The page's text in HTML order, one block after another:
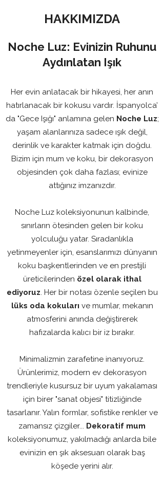
HAKKIMIZDA
Noche Luz: Evinizin Ruhunu
Aydınlatan Işık
Her evin anlatacak bir hikayesi, her anın
hatırlanacak bir kokusu vardır. İspanyolca’
da "Gece Işığı" anlamına gelen Noche Luz;
yaşam alanlarınıza sadece ışık değil,
derinlik ve karakter katmak için doğdu.
Bizim için mum ve koku, bir dekorasyon
objesinden çok daha fazlası; evinize
attığınız imzanızdır.
Noche Luz koleksiyonunun kalbinde,
sınırların ötesinden gelen bir koku
yolculuğu yatar. Sıradanlıkla
yetinmeyenler için, esanslarımızı dünyanın
koku başkentlerinden ve en prestijli
üreticilerinden özel olarak ithal
ediyoruz. Her bir notası özenle seçilen bu
lüks oda kokuları ve mumlar, mekanın
atmosferini anında değiştirerek
hafızalarda kalıcı bir iz bırakır.
Minimalizmin zarafetine inanıyoruz.
Ürünlerimiz, modern ev dekorasyon
trendleriyle kusursuz bir uyum yakalaması
için birer "sanat objesi" titizliğinde
tasarlanır. Yalın formlar, sofistike renkler ve
zamansız çizgiler... Dekoratif mum
koleksiyonumuz, yakılmadığı anlarda bile
evinizin en şık aksesuarı olarak baş
köşede yerini alır.